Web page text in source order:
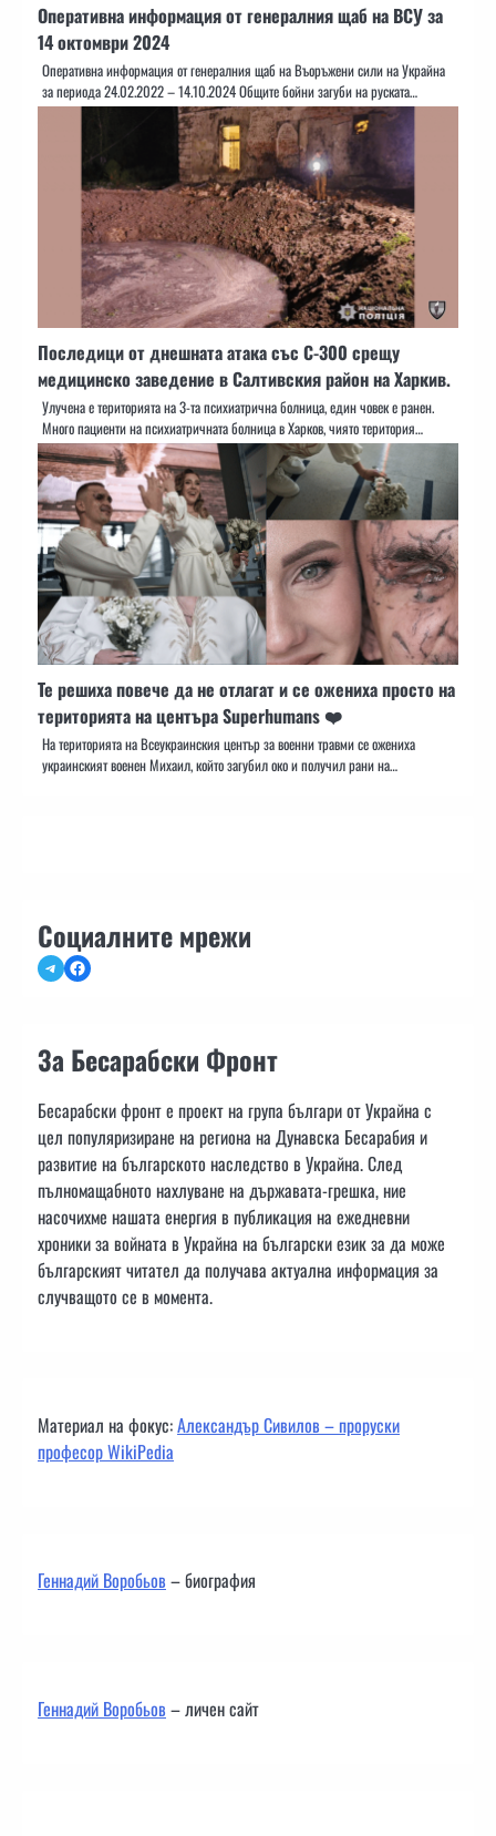
Оперативна информация от генералния щаб на ВСУ за
14 октомври 2024
Оперативна информация от генералния щаб на Въоръжени сили на Украйна
за периода 24.02.2022 – 14.10.2024 Общите бойни загуби на руската…
Последици от днешната атака със С-300 срещу
медицинско заведение в Салтивския район на Харкив.
Улучена е територията на 3-та психиатрична болница, един човек е ранен.
Много пациенти на психиатричната болница в Харков, чиято територия…
Те решиха повече да не отлагат и се ожениха просто на
територията на центъра Superhumans ❤️
На територията на Всеукраинския център за военни травми се ожениха
украинският военен Михаил, който загубил око и получил рани на…
Социалните мрежи
TelegramFacebook
За Бесарабски Фронт
Бесарабски фронт е проект на група българи от Украйна с
цел популяризиране на региона на Дунавска Бесарабия и
развитие на българското наследство в Украйна. След
пълномащабното нахлуване на държавата-грешка, ние
насочихме нашата енергия в публикация на ежедневни
хроники за войната в Украйна на български език за да може
българският читател да получава актуална информация за
случващото се в момента.
Материал на фокус:Александър Сивилов – проруски
професор WikiPedia
Геннадий Воробьов– биография
Геннадий Воробьов– личен сайт